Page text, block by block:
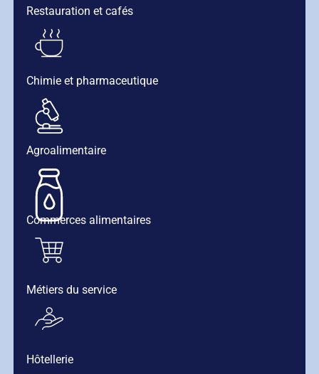
Restauration et cafés
Chimie et pharmaceutique
Agroalimentaire
Commerces alimentaires
Métiers du service
Hôtellerie